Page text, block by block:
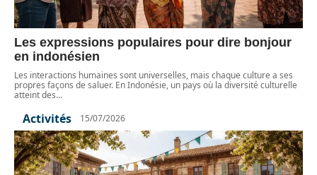
Les expressions populaires pour dire bonjour
en indonésien
Les interactions humaines sont universelles, mais chaque culture a ses
propres façons de saluer. En Indonésie, un pays où la diversité culturelle
atteint des…
Activités 15/07/2026